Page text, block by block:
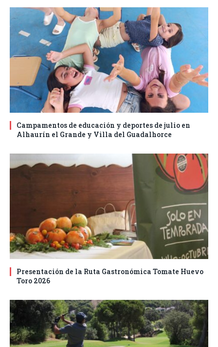
Campamentos de educación y deportes de julio en
Alhaurín el Grande y Villa del Guadalhorce
Presentación de la Ruta Gastronómica Tomate Huevo
Toro 2026